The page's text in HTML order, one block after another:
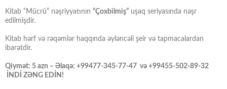
Kitab “Mücrü” nəşriyyatının “Çoxbilmiş” uşaq seriyasında nəşr
edilmişdir.
Kitab hərf və rəqəmlər haqqında əyləncəli şeir və tapmacalardan
ibarətdir.
Qiymət: 5 azn – Əlaqə: +99477-345-77-47 və +99455-502-89-32
İNDİ ZƏNG EDİN!